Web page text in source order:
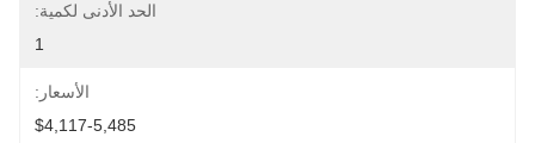
الحد الأدنى لكمية:
1
الأسعار:
$4,117-5,485